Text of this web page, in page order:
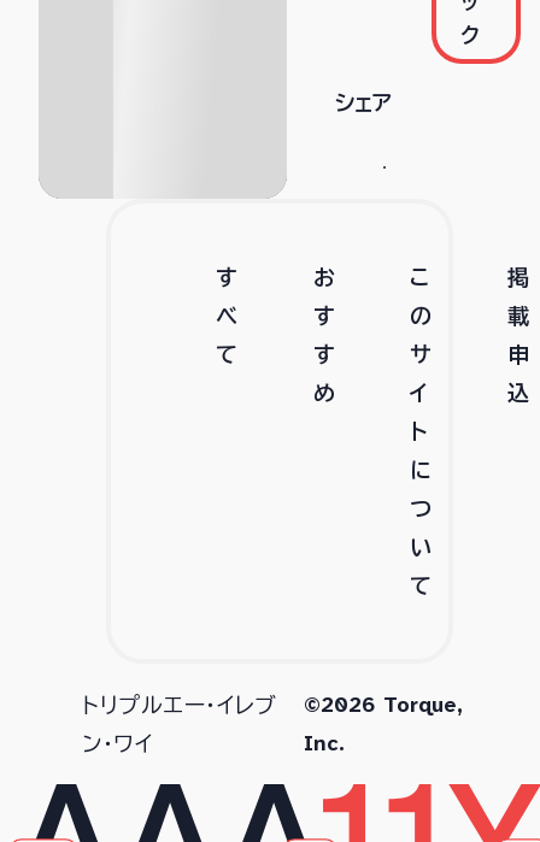
ク
シェア
す
べ
て
お
す
す
め
こ
の
サ
イ
ト
に
つ
い
て
掲
載
申
込
トリプルエー・イレブ
ン・ワイ
©2026 Torque,
Inc.